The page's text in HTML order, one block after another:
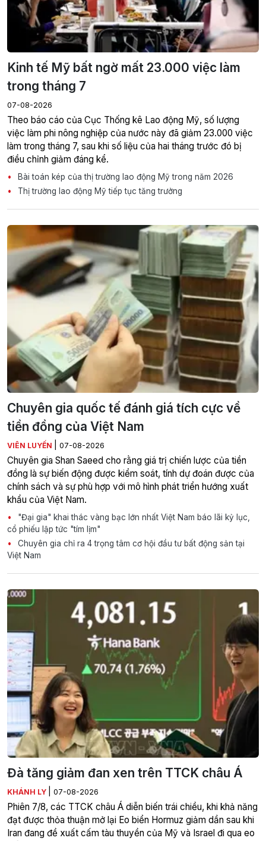
Kinh tế Mỹ bất ngờ mất 23.000 việc làm
trong tháng 7
07-08-2026
Theo báo cáo của Cục Thống kê Lao động Mỹ, số lượng
việc làm phi nông nghiệp của nước này đã giảm 23.000 việc
làm trong tháng 7, sau khi số liệu của hai tháng trước đó bị
điều chỉnh giảm đáng kể.
Bài toán kép của thị trường lao động Mỹ trong năm 2026
Thị trường lao động Mỹ tiếp tục tăng trưởng
Chuyên gia quốc tế đánh giá tích cực về
tiền đồng của Việt Nam
VIÊN LUYẾN 07-08-2026
Chuyên gia Shan Saeed cho rằng giá trị chiến lược của tiền
đồng là sự biến động được kiểm soát, tính dự đoán được của
chính sách và sự phù hợp với mô hình phát triển hướng xuất
khẩu của Việt Nam.
"Đại gia" khai thác vàng bạc lớn nhất Việt Nam báo lãi kỷ lục,
cổ phiếu lập tức "tím lịm"
Chuyên gia chỉ ra 4 trọng tâm cơ hội đầu tư bất động sản tại
Việt Nam
Đà tăng giảm đan xen trên TTCK châu Á
KHÁNH LY 07-08-2026
Phiên 7/8, các TTCK châu Á diễn biến trái chiều, khi khả năng
đạt được thỏa thuận mở lại Eo biển Hormuz giảm dần sau khi
Iran đang đề xuất cấm tàu thuyền của Mỹ và Israel đi qua eo